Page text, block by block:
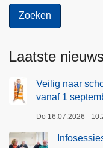
Laatste
Veilig naar
vanaf 1
Do 16.07.2026 -